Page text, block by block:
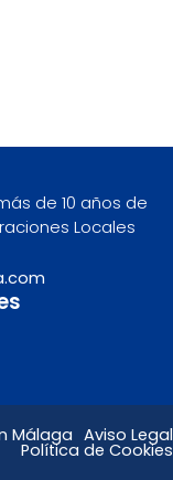
de 10 años de
Locales
Málaga Aviso Legal
Política de Cookies